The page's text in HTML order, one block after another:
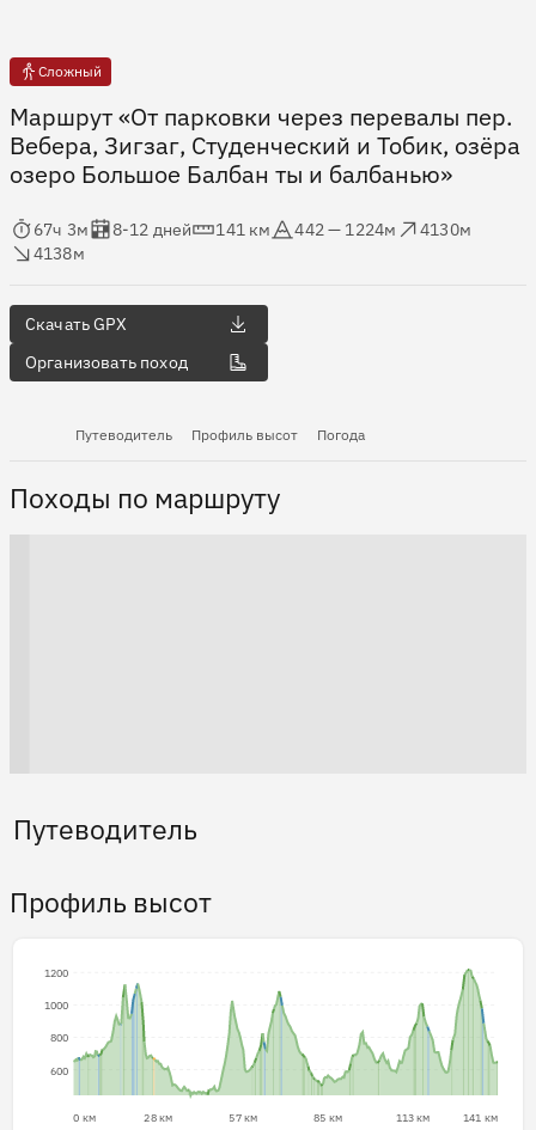
Сложный
Маршрут «От парковки через перевалы пер.
Вебера, Зигзаг, Студенческий и Тобик, озёра
озеро Большое Балбан ты и балбанью»
в пути
67ч 3м
Оценка в днях
8-12 дней
Дистанция
141 км
Абсолютная высота
442 — 1224м
Набор высоты
4130м
4138м
Скачать GPX
Организовать поход
Путеводитель Профиль высот Погода
Походы по маршруту
Путеводитель
Профиль высот
600
800
1000
1200
0 км 28 км 57 км 85 км 113 км 141 км